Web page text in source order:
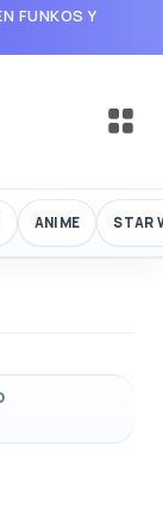
FUNKOS Y
ANIME STAR